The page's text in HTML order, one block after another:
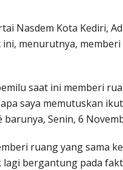
Nasdem Kota Kediri,
ini, menurutnya,
saat ini memberi
saya memutuskan
Senin, 6
ruang yang sama
bergantung pada